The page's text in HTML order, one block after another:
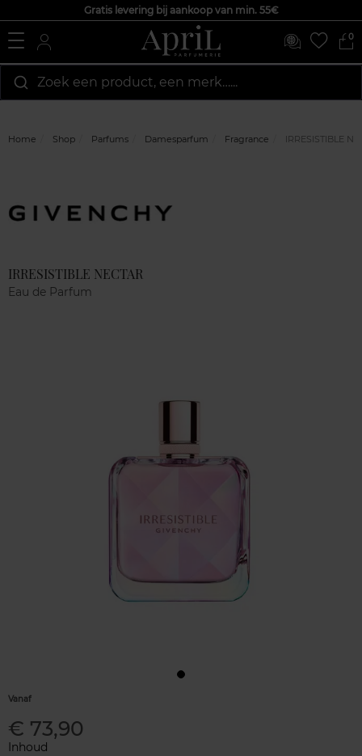
Gratis levering bij aankoop van min. 55€
0
Zoek een product, een merk…...
Home Shop Parfums Damesparfum Fragrance IRRESISTIBLE
IRRESISTIBLE NECTAR
Eau de Parfum
Vanaf
€ 73,90
Inhoud